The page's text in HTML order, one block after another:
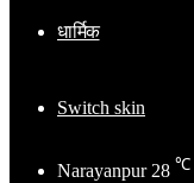
धार्मिक
Switch skin
Narayanpur 28 ℃